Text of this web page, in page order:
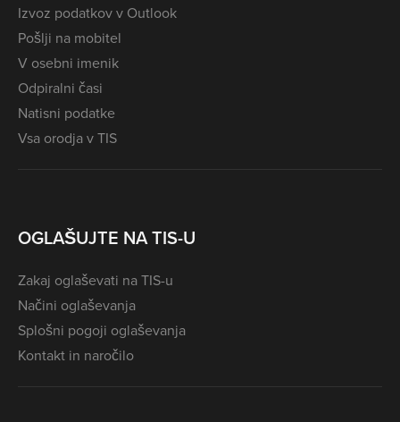
Izvoz podatkov v Outlook
Pošlji na mobitel
V osebni imenik
Odpiralni časi
Natisni podatke
Vsa orodja v TIS
OGLAŠUJTE NA TIS-U
Zakaj oglaševati na TIS-u
Načini oglaševanja
Splošni pogoji oglaševanja
Kontakt in naročilo